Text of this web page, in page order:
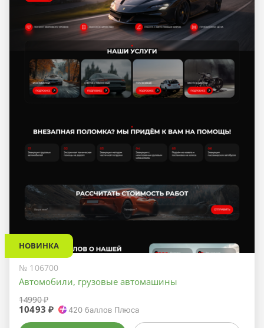
НОВИНКА
№ 106700
Автомобили, грузовые автомашины
14990 ₽
10493 ₽ 420 баллов Плюса